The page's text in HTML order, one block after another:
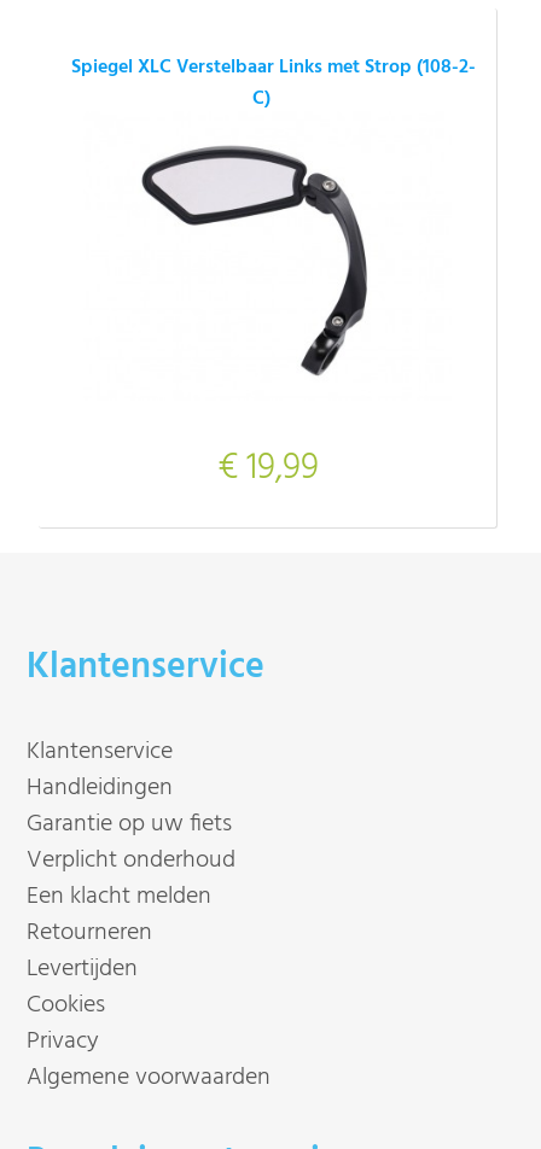
Spiegel XLC Verstelbaar Links met Strop (108-2-
C)
€ 19,99
Klantenservice
Klantenservice
Handleidingen
Garantie op uw fiets
Verplicht onderhoud
Een klacht melden
Retourneren
Levertijden
Cookies
Privacy
Algemene voorwaarden